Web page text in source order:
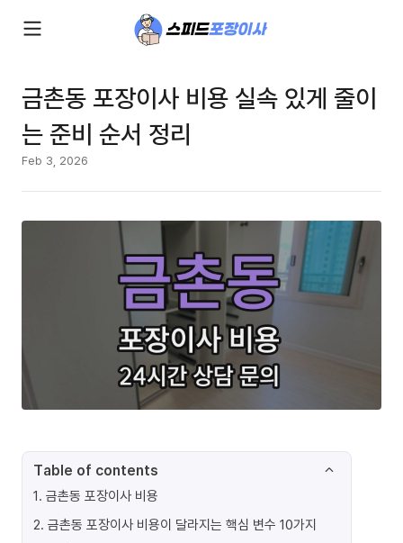
금촌동 포장이사 비용 실속 있게 줄이
는 준비 순서 정리
Feb 3, 2026
Table of contents
1. 금촌동 포장이사 비용
2. 금촌동 포장이사 비용이 달라지는 핵심 변수 10가지